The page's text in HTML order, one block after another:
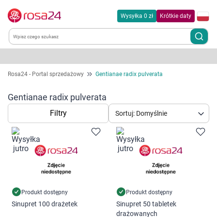
Korzystamy z plików cookies w celu
Wysyłka 0 zł Krótkie daty
Kategorie
Chemia gospodarcza
Dla zwierząt
Dom i ogród
Kobieta w ciąży i mama
Rosa24 - Portal sprzedażowy Gentianae radix pulverata
Gentianae radix pulverata
Filtry Sortuj: Domyślnie
Produkt dostępny
Sinupret 100 drażetek
Produkt dostępny
Sinupret 50 tabletek
drażowanych